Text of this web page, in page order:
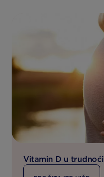
Vitamin D u trudnoći